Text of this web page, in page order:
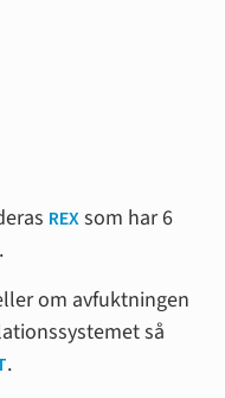
REX som har 6
om avfuktningen
så
.